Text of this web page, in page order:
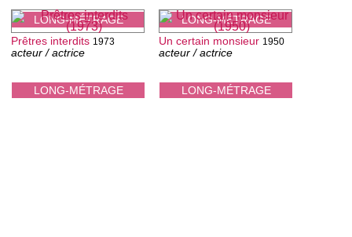
LONG-MÉTRAGE LONG-MÉTRAGE
LONG-MÉTRAGE
Prêtres interdits 1973
acteur / actrice
LONG-MÉTRAGE
Un certain monsieur 1950
acteur / actrice